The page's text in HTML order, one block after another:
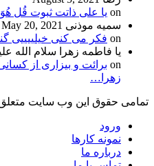
on یا علی ذاتت ثبوت قُل هُوَ
سمیه موذنی May 20, 2021
on فکر می کنی خیلییییی
یا فاطمه زهرا سلام الله
on برائت و بیزاری از
زهرا…
تمامی حقوق این وب سایت
ورود
نمونه کارها
درباره ما